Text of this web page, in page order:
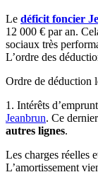
Le déficit foncier
12 000 € par an.
sociaux très
L’ordre des
Ordre de déduction
1. Intérêts
Jeanbrun. Ce
autres lignes.
Les charges réelles
L’amortissement